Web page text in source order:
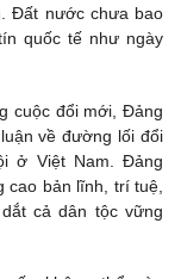
Đất nước chưa bao
quốc tế như ngày
cuộc đổi mới, Đảng
về đường lối đổi
ở Việt Nam. Đảng
cao bản lĩnh, trí tuệ,
cả dân tộc vững